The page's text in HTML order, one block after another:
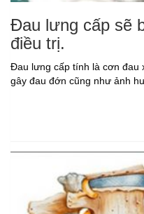
Đau lưng cấp sẽ
điều trị.
Đau lưng cấp tính là cơn đau
gây đau đớn cũng như ảnh